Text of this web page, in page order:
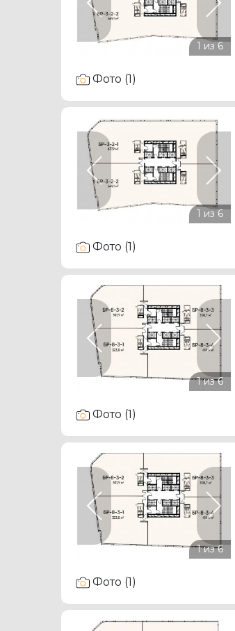
Previous Next
Фото (1)
Previous Next
Фото (1)
Previous Next
Фото (1)
Previous Next
Фото (1)